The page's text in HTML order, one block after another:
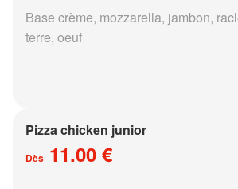
Base crème, mozzarella, jambon,
terre, oeuf
Pizza chicken junior
Dès 11.00 €